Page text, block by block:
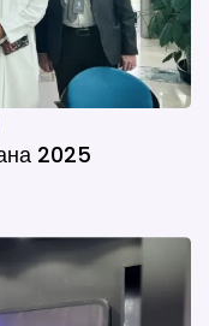
2025